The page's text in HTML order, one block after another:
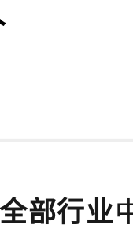
部行业